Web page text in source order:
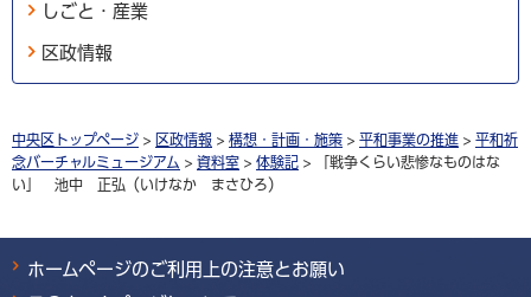
しごと・産業
区政情報
中央区トップページ > 区政情報 > 構想・計画・施策 > 平和事業の推進 > 平和祈
念バーチャルミュージアム > 資料室 > 体験記 > 「戦争くらい悲惨なものはな
い」 池中 正弘（いけなか まさひろ）
ホームページのご利用上の注意とお願い